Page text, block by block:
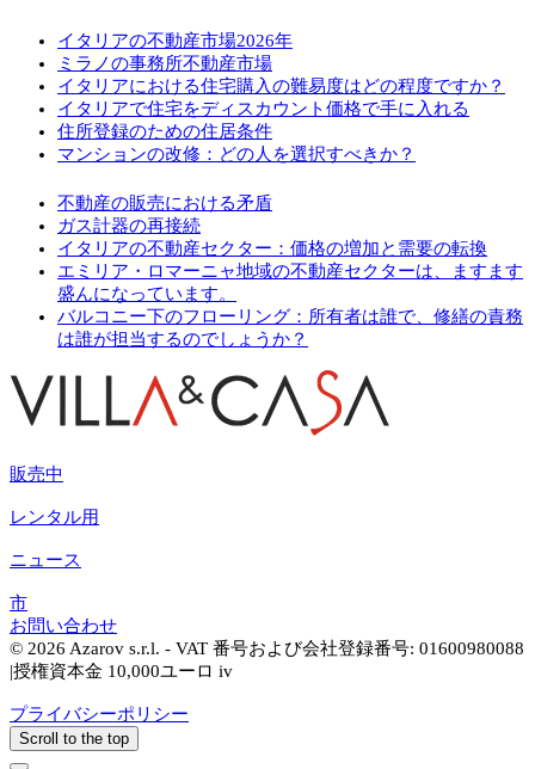
イタリアの不動産市場2026年
ミラノの事務所不動産市場
イタリアにおける住宅購入の難易度はどの程度ですか？
イタリアで住宅をディスカウント価格で手に入れる
住所登録のための住居条件
マンションの改修：どの人を選択すべきか？
不動産の販売における矛盾
ガス計器の再接続
イタリアの不動産セクター：価格の増加と需要の転換
エミリア・ロマーニャ地域の不動産セクターは、ますます
盛んになっています。
バルコニー下のフローリング：所有者は誰で、修繕の責務
は誰が担当するのでしょうか？
販売中
レンタル用
ニュース
市
お問い合わせ
© 2026 Azarov s.r.l. - VAT 番号および会社登録番号: 01600980088
|授権資本金 10,000ユーロ iv
プライバシーポリシー
Scroll to the top